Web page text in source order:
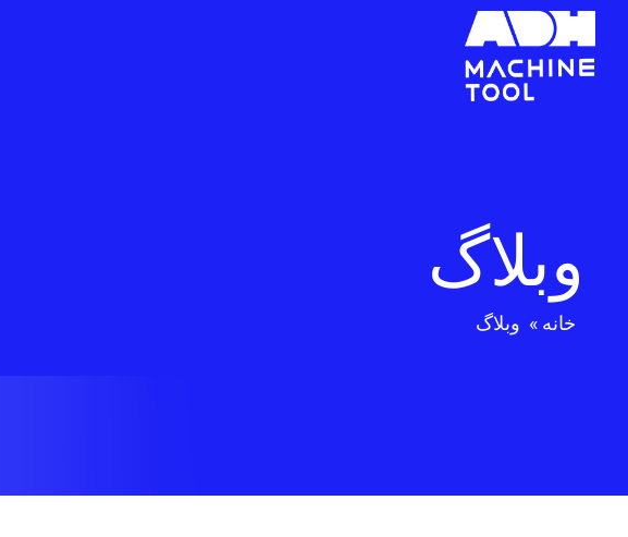
وبلاگ
خانه » وبلاگ